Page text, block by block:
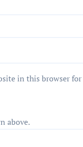
in this browser
above.